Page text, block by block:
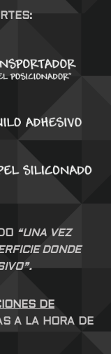
“UNA VEZ
DONDE
DE
A LA HORA DE